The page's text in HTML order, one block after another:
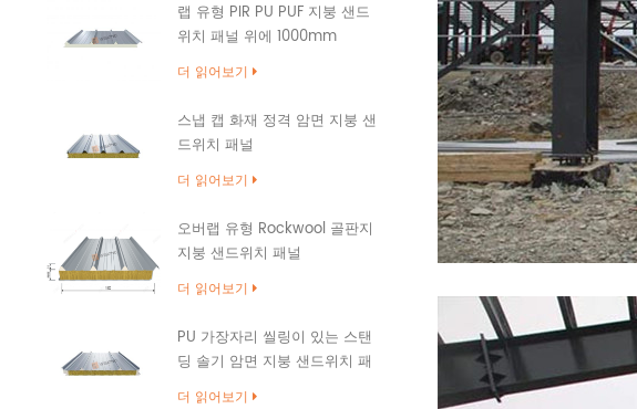
랩 유형 PIR PU PUF 지붕 샌드
위치 패널 위에 1000mm
더 읽어보기
스냅 캡 화재 정격 암면 지붕 샌
드위치 패널
더 읽어보기
오버랩 유형 Rockwool 골판지
지붕 샌드위치 패널
더 읽어보기
PU 가장자리 씰링이 있는 스탠
딩 솔기 암면 지붕 샌드위치 패
널
더 읽어보기